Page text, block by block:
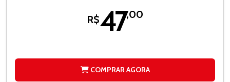
R$47,00
COMPRAR AGORA